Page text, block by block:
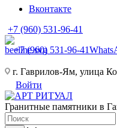
Вконтакте
+7 (960) 531-96-41
+7 (960) 531-96-41
г. Гаврилов-Ям, улица
Войти
Гранитные памятники в